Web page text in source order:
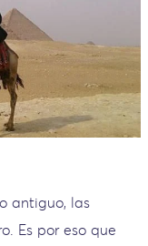
antiguo, las
Es por eso que